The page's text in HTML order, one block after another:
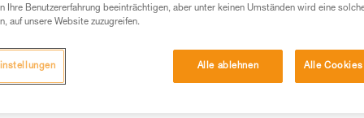
entsprechende Ausbildung und ein spezielles
Profi, ob Sie in der Lage sind, den Vorgang
durchführen.
verbundenen Techniken. Möglicherweise gibt es
werden.
Ihre Benutzererfahrung beeinträchtigen, aber unter keinen Umständen wird eine
auf unsere Website zuzugreifen.
Alle ablehnen Alle